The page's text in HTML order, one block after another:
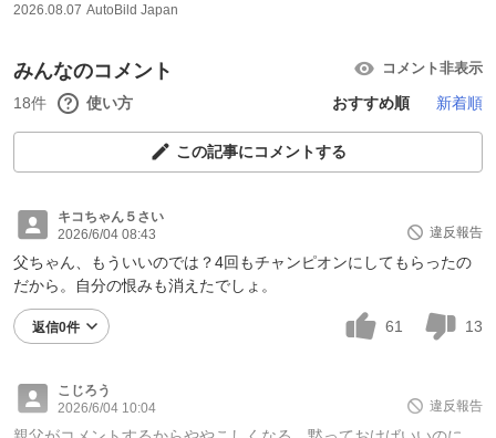
2026.08.07 AutoBild Japan
みんなのコメント コメント非表示
18件 使い方 おすすめ順 新着順
この記事にコメントする
キコちゃん５さい
2026/6/04 08:43
違反報告
父ちゃん、もういいのでは？4回もチャンピオンにしてもらったの
だから。自分の恨みも消えたでしょ。
返信0件 61 13
こじろう
2026/6/04 10:04
違反報告